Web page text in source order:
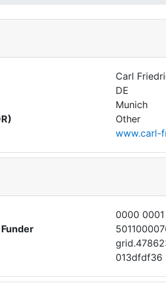
Carl
DE
Munich
Other
www.carl-
0000
013dfdf36